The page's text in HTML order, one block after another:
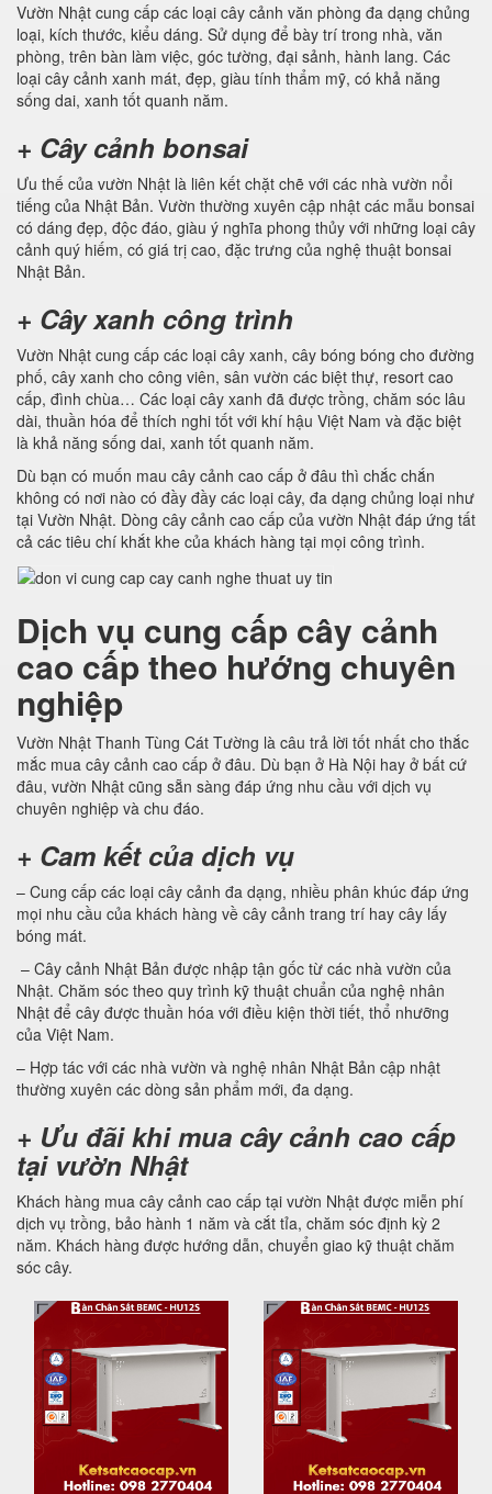
Vườn Nhật cung cấp các loại cây cảnh văn phòng đa dạng chủng
loại, kích thước, kiểu dáng. Sử dụng để bày trí trong nhà, văn
phòng, trên bàn làm việc, góc tường, đại sảnh, hành lang. Các
loại cây cảnh xanh mát, đẹp, giàu tính thẩm mỹ, có khả năng
sống dai, xanh tốt quanh năm.
+ Cây cảnh bonsai
Ưu thế của vườn Nhật là liên kết chặt chẽ với các nhà vườn nổi
tiếng của Nhật Bản. Vườn thường xuyên cập nhật các mẫu bonsai
có dáng đẹp, độc đáo, giàu ý nghĩa phong thủy với những loại cây
cảnh quý hiếm, có giá trị cao, đặc trưng của nghệ thuật bonsai
Nhật Bản.
+ Cây xanh công trình
Vườn Nhật cung cấp các loại cây xanh, cây bóng bóng cho đường
phố, cây xanh cho công viên, sân vườn các biệt thự, resort cao
cấp, đình chùa… Các loại cây xanh đã được trồng, chăm sóc lâu
dài, thuần hóa để thích nghi tốt với khí hậu Việt Nam và đặc biệt
là khả năng sống dai, xanh tốt quanh năm.
Dù bạn có muốn mau cây cảnh cao cấp ở đâu thì chắc chắn
không có nơi nào có đầy đầy các loại cây, đa dạng chủng loại như
tại Vườn Nhật. Dòng cây cảnh cao cấp của vườn Nhật đáp ứng tất
cả các tiêu chí khắt khe của khách hàng tại mọi công trình.
Dịch vụ cung cấp cây cảnh
cao cấp theo hướng chuyên
nghiệp
Vườn Nhật Thanh Tùng Cát Tường là câu trả lời tốt nhất cho thắc
mắc mua cây cảnh cao cấp ở đâu. Dù bạn ở Hà Nội hay ở bất cứ
đâu, vườn Nhật cũng sẵn sàng đáp ứng nhu cầu với dịch vụ
chuyên nghiệp và chu đáo.
+ Cam kết của dịch vụ
– Cung cấp các loại cây cảnh đa dạng, nhiều phân khúc đáp ứng
mọi nhu cầu của khách hàng về cây cảnh trang trí hay cây lấy
bóng mát.
– Cây cảnh Nhật Bản được nhập tận gốc từ các nhà vườn của
Nhật. Chăm sóc theo quy trình kỹ thuật chuẩn của nghệ nhân
Nhật để cây được thuần hóa với điều kiện thời tiết, thổ nhưỡng
của Việt Nam.
– Hợp tác với các nhà vườn và nghệ nhân Nhật Bản cập nhật
thường xuyên các dòng sản phẩm mới, đa dạng.
+ Ưu đãi khi mua cây cảnh cao cấp
tại vườn Nhật
Khách hàng mua cây cảnh cao cấp tại vườn Nhật được miễn phí
dịch vụ trồng, bảo hành 1 năm và cắt tỉa, chăm sóc định kỳ 2
năm. Khách hàng được hướng dẫn, chuyển giao kỹ thuật chăm
sóc cây.